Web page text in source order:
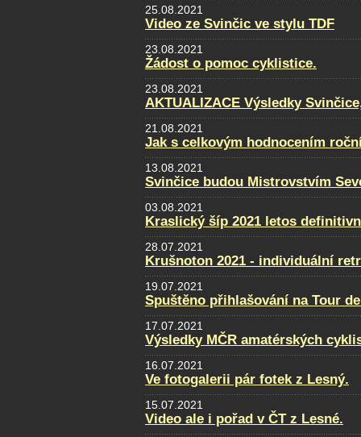
25.08.2021
Video ze Svinčic ve stylu TDF
23.08.2021
Žádost o pomoc cyklistice.
23.08.2021
AKTUALIZACE Výsledky
21.08.2021
Jak s celkovým hodnocením
13.08.2021
Svinčice budou Mistrovstvím
03.08.2021
Kraslický šíp 2021 letos
28.07.2021
Krušnoton 2021 - individuální
19.07.2021
Spuštěno přihlašování na Tour
17.07.2021
Výsledky MČR amatérských
16.07.2021
Ve fotogalerii pár fotek z Lesný.
15.07.2021
Video ale i pořad v ČT z Lesné.